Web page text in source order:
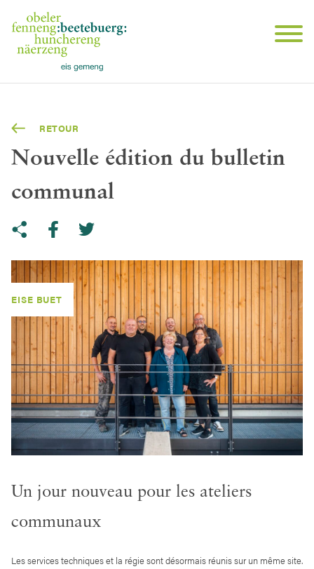
RETOUR
Nouvelle édition du bulletin
communal
Share on facebook
EISE BUET
Un jour nouveau pour les ateliers
communaux
Les services techniques et la régie sont désormais réunis sur un même site.